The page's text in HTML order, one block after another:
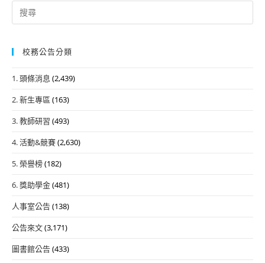
Search
for:
校務公告分類
1. 頭條消息 (2,439)
2. 新生專區 (163)
3. 教師研習 (493)
4. 活動&競賽(2,630)
5. 榮譽榜(182)
6. 獎助學金(481)
人事室公告(138)
公告來文(3,171)
圖書館公告(433)